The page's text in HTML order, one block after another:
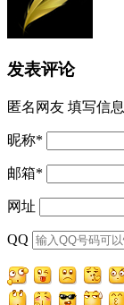
发表评论
匿名网友 填写信息
昵称*
邮箱*
网址
QQ